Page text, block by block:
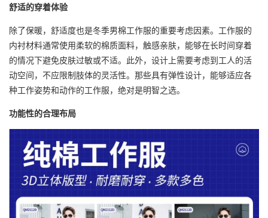
舒适的穿着体验
除了保暖，舒适度也是冬季男棉工作服的重要考虑因素。工作服的
内衬材料通常使用柔软的棉质面料，触感亲肤，能够在长时间穿着
的情况下避免皮肤过敏或不适。此外，设计上需要考虑到工人的活
动空间，不应限制肢体的灵活性。那些具有弹性设计，能够适应各
种工作姿势和动作的工作服，绝对是明智之选。
功能性的合理布局